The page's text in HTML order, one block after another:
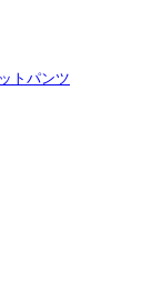
トパンツ